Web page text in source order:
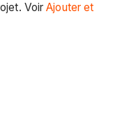
VoirAjouter et